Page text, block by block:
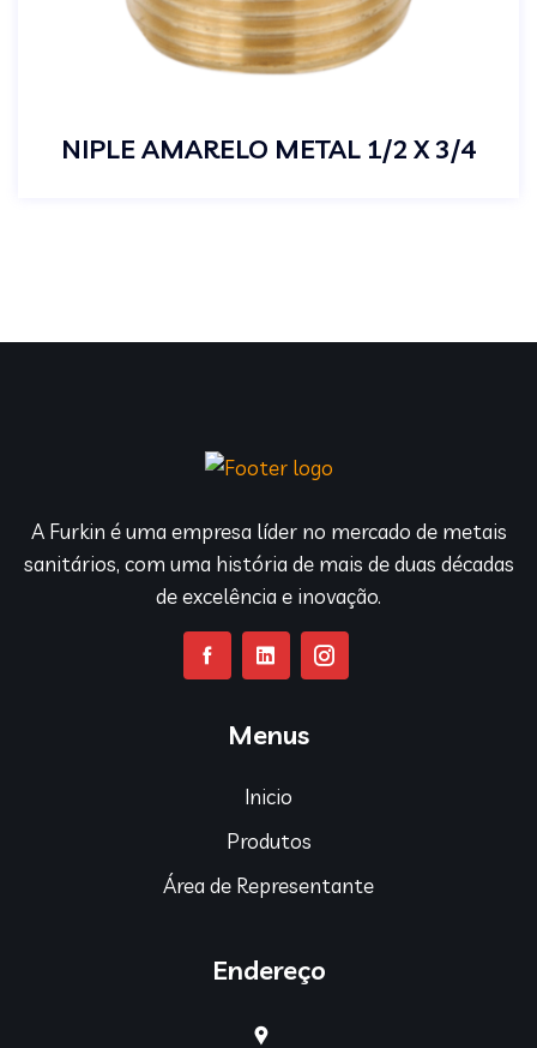
NIPLE AMARELO METAL 1/2 X 3/4
A Furkin é uma empresa líder no mercado de metais
sanitários, com uma história de mais de duas décadas
de excelência e inovação.
Menus
Inicio
Produtos
Área de Representante
Endereço